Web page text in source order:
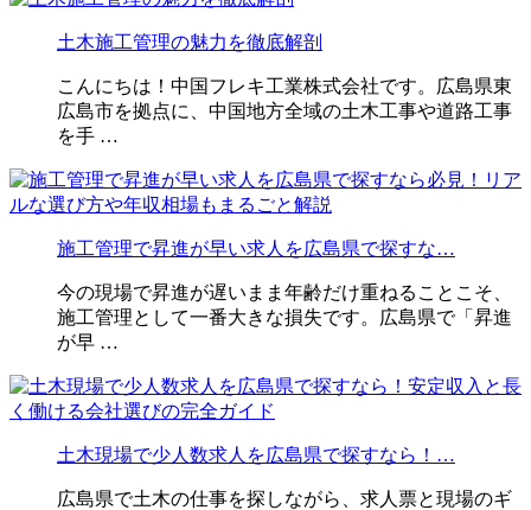
土木施工管理の魅力を徹底解剖
こんにちは！中国フレキ工業株式会社です。広島県東
広島市を拠点に、中国地方全域の土木工事や道路工事
を手 …
施工管理で昇進が早い求人を広島県で探すな…
今の現場で昇進が遅いまま年齢だけ重ねることこそ、
施工管理として一番大きな損失です。広島県で「昇進
が早 …
土木現場で少人数求人を広島県で探すなら！…
広島県で土木の仕事を探しながら、求人票と現場のギ